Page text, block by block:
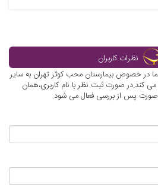
نظرات کاربران
در خصوص بیمارستان محب کوثر تهران به سایر
کند.در صورت ثبت نظر با نام کاربری،همان
پس از بررسی فعال می شود.